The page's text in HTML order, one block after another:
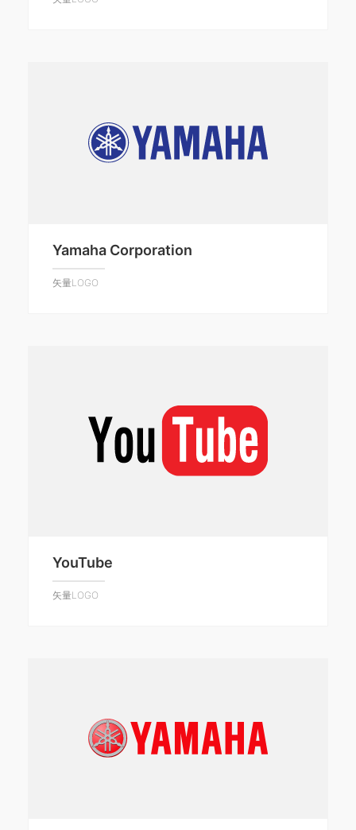
Yamaha Corporation
矢量LOGO
YouTube
矢量LOGO